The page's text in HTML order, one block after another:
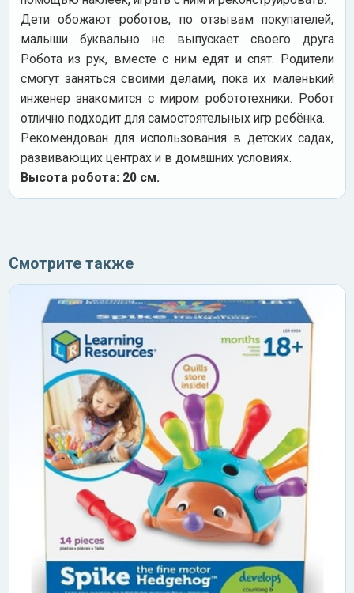
Дети обожают роботов, по отзывам покупателей,
малыши буквально не выпускает своего друга
Робота из рук, вместе с ним едят и спят. Родители
смогут заняться своими делами, пока их маленький
инженер знакомится с миром робототехники. Робот
отлично подходит для самостоятельных игр ребёнка.
Рекомендован для использования в детских садах,
развивающих центрах и в домашних условиях.
Высота робота: 20 см.
Смотрите также